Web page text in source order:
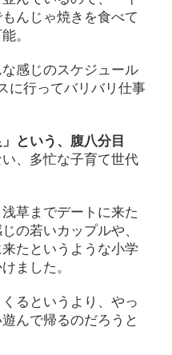
んじゃ焼きを食べて
。
感じのスケジュール
に行ってバリバリ仕事
という、腹八分目
、多忙な子育て世代
草までデートに来た
の若いカップルや、
たというような小学
ました。
るというより、やっ
んで帰るのだろうと